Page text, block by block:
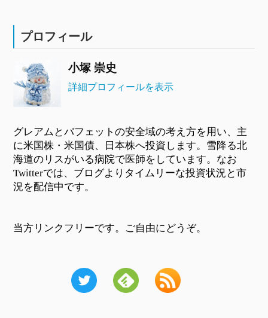
プロフィール
小塚 崇史
詳細プロフィールを表示
グレアムとバフェットの安全域の考え方を用い、主
に米国株・米国債、日本株へ投資します。雪降る北
海道のリスがいる病院で医師をしています。なお
Twitterでは、ブログよりタイムリーな投資状況と市
況を配信中です。
当方リンクフリーです。ご自由にどうぞ。